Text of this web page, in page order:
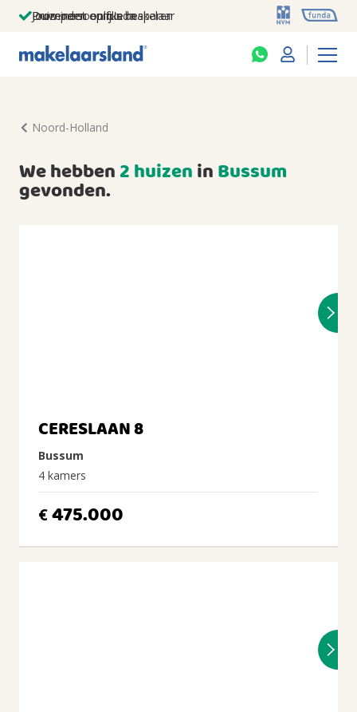
Jouw persoonlijke makelaar
Duizenden euro's besparen
Prominent op funda
Noord-Holland
We hebben2 huizeninBussum
gevonden.
CERESLAAN 8
Bussum
4 kamers
€475.000